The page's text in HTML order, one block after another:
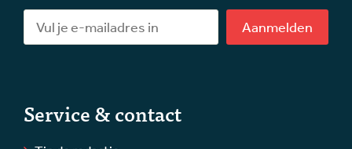
Aanmelden
Service & contact